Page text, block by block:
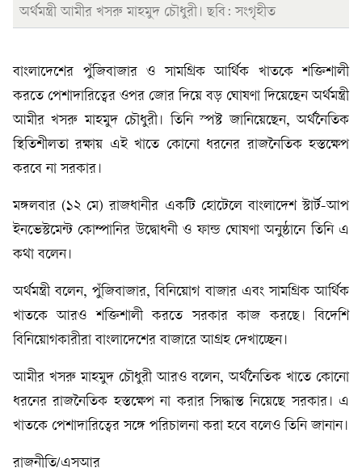
অর্থমন্ত্রী আমীর খসরু মাহমুদ চৌধুরী। ছবি: সংগৃহীত
বাংলাদেশের পুঁজিবাজার ও সামগ্রিক আর্থিক খাতকে শক্তিশালী
করতে পেশাদারিত্বের ওপর জোর দিয়ে বড় ঘোষণা দিয়েছেন অর্থমন্ত্রী
আমীর খসরু মাহমুদ চৌধুরী। তিনি স্পষ্ট জানিয়েছেন, অর্থনৈতিক
স্থিতিশীলতা রক্ষায় এই খাতে কোনো ধরনের রাজনৈতিক হস্তক্ষেপ
করবে না সরকার।
মঙ্গলবার (১২ মে) রাজধানীর একটি হোটেলে বাংলাদেশ স্টার্ট-আপ
ইনভেস্টমেন্ট কোম্পানির উদ্বোধনী ও ফান্ড ঘোষণা অনুষ্ঠানে তিনি এ
কথা বলেন।
অর্থমন্ত্রী বলেন, পুঁজিবাজার, বিনিয়োগ বাজার এবং সামগ্রিক আর্থিক
খাতকে আরও শক্তিশালী করতে সরকার কাজ করছে। বিদেশি
বিনিয়োগকারীরা বাংলাদেশের বাজারে আগ্রহ দেখাচ্ছেন।
আমীর খসরু মাহমুদ চৌধুরী আরও বলেন, অর্থনৈতিক খাতে কোনো
ধরনের রাজনৈতিক হস্তক্ষেপ না করার সিদ্ধান্ত নিয়েছে সরকার। এ
খাতকে পেশাদারিত্বের সঙ্গে পরিচালনা করা হবে বলেও তিনি জানান।
রাজনীতি/এসআর